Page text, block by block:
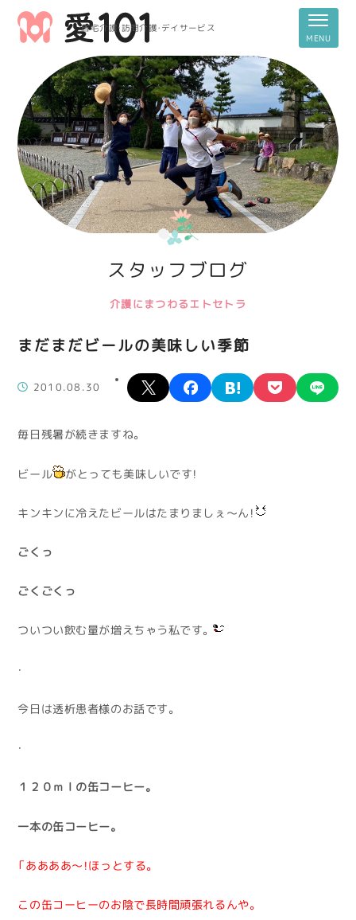
居宅介護・訪問介護・デイサービス
スタッフブログ
介護にまつわるエトセトラ
まだまだビールの美味しい季節
2010.08.30
X facebookhatena pocket
毎日残暑が続きますね。
ビール がとっても美味しいです！
キンキンに冷えたビールはたまりましぇ～ん！
ごくっ
ごくごくっ
ついつい飲む量が増えちゃう私です。
・
今日は透析患者様のお話です。
・
１２０ｍｌの缶コーヒー。
一本の缶コーヒー。
「ああああ～！ほっとする。
この缶コーヒーのお陰で長時間頑張れるんや。